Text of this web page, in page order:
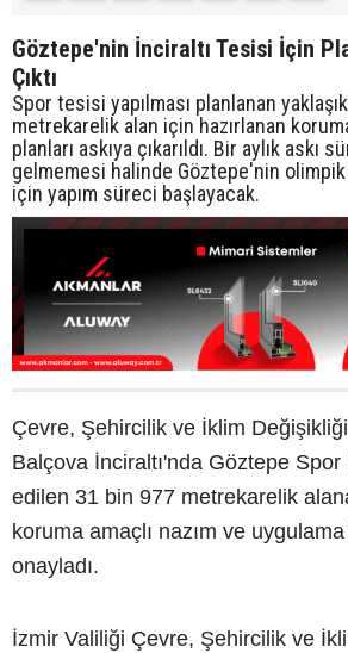
Göztepe'nin İnciraltı Tesisi İçin
Çıktı
Spor tesisi yapılması planlanan
metrekarelik alan için hazırlanan
planları askıya çıkarıldı. Bir aylık askı
gelmemesi halinde Göztepe'nin
için yapım süreci başlayacak.
Çevre, Şehircilik ve İklim Değişikliği
Balçova İnciraltı'nda Göztepe
edilen 31 bin 977 metrekarelik
koruma amaçlı nazım ve uygulama
onayladı.
İzmir Valiliği Çevre, Şehircilik ve